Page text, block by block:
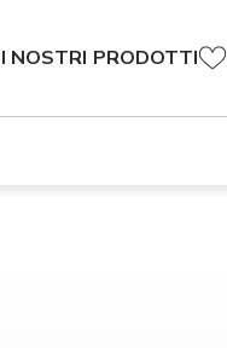
I NOSTRI PRODOTTI